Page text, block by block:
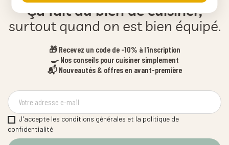
Ça fait du bien de cuisiner,
surtout quand on est bien équipé.
🎁 Recevez un code de -10% à l'inscription
🍳 Nos conseils pour cuisiner simplement
📬 Nouveautés & offres en avant-première
J'accepte les conditions générales et la politique de
confidentialité